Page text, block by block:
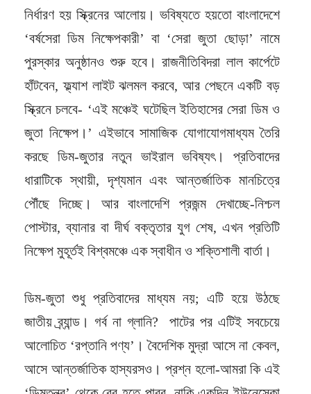
নির্ধারণ হয় স্ক্রিনের আলোয়। ভবিষ্যতে হয়তো বাংলাদেশে
‘বর্ষসেরা ডিম নিক্ষেপকারী’ বা ‘সেরা জুতা ছোড়া’ নামে
পুরস্কার অনুষ্ঠানও শুরু হবে। রাজনীতিবিদরা লাল কার্পেটে
হাঁটবেন, ফ্ল্যাশ লাইট ঝলমল করবে, আর পেছনে একটি বড়
স্ক্রিনে চলবে- ‘এই মঞ্চেই ঘটেছিল ইতিহাসের সেরা ডিম ও
জুতা নিক্ষেপ।’ এইভাবে সামাজিক যোগাযোগমাধ্যম তৈরি
করছে ডিম-জুতার নতুন ভাইরাল ভবিষ্যৎ। প্রতিবাদের
ধারাটিকে স্থায়ী, দৃশ্যমান এবং আন্তর্জাতিক মানচিত্রে
পৌঁছে দিচ্ছে। আর বাংলাদেশি প্রজন্ম দেখাচ্ছে-নিশ্চল
পোস্টার, ব্যানার বা দীর্ঘ বক্তৃতার যুগ শেষ, এখন প্রতিটি
নিক্ষেপ মুহূর্তই বিশ্বমঞ্চে এক স্বাধীন ও শক্তিশালী বার্তা।
ডিম-জুতা শুধু প্রতিবাদের মাধ্যম নয়; এটি হয়ে উঠছে
জাতীয় ব্র্যান্ড। গর্ব না গ্লানি? পাটের পর এটিই সবচেয়ে
আলোচিত ‘রপ্তানি পণ্য’। বৈদেশিক মুদ্রা আসে না কেবল,
আসে আন্তর্জাতিক হাস্যরসও। প্রশ্ন হলো-আমরা কি এই